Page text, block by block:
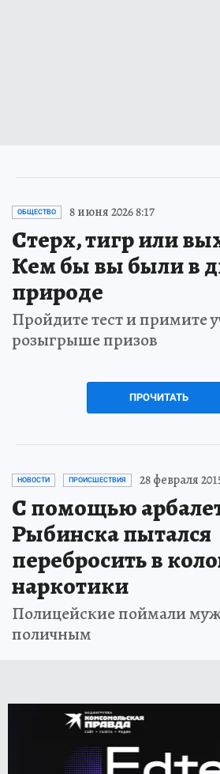
ОБЩЕСТВО 8 июня 2026 8:17
Стерх, тигр или
Кем бы вы были в
природе
Пройдите тест и примите
розыгрыше призов
ПРОЧИТАТЬ
НОВОСТИ ПРОИСШЕСТВИЯ 28 февраля
С помощью
Рыбинска пытался
перебросить в
наркотики
Полицейские поймали
поличным